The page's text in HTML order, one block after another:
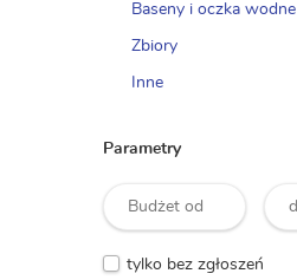
Baseny i oczka wodne
Zbiory
Inne
Parametry
tylko bez zgłoszeń